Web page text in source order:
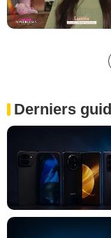
Derniers